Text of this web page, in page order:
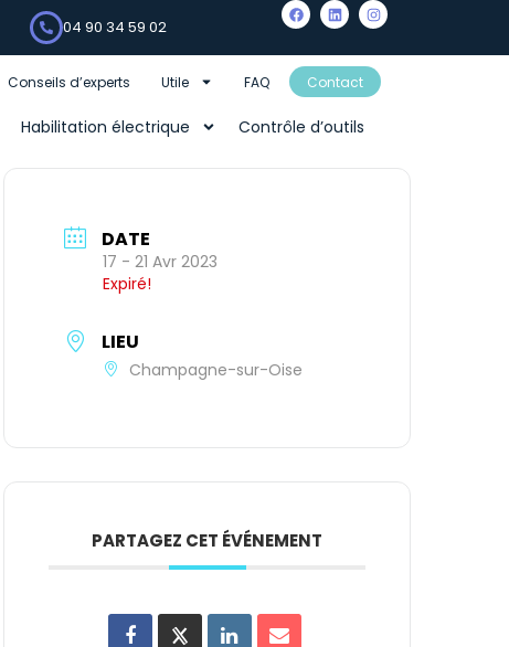
04 90 34 59 02
Conseils d’experts Utile FAQ Contact
Habilitation électrique Contrôle d’outils
DATE
17 - 21 Avr 2023
Expiré!
LIEU
Champagne-sur-Oise
PARTAGEZ CET ÉVÉNEMENT